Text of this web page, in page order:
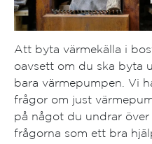
Att byta värmekälla i
oavsett om du ska byta
bara värmepumpen. Vi
frågor om just
på något du undrar över
frågorna som ett bra